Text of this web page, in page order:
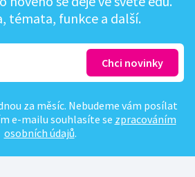
témata, funkce a další.
za měsíc. Nebudeme vám posílat
e-mailu souhlasíte se zpracováním
osobních údajů.